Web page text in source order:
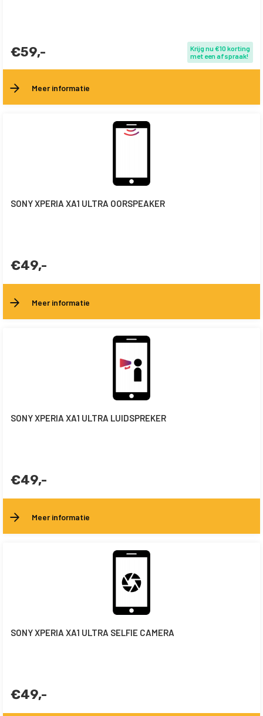
€59,-
Krijg nu €10 korting
met een afspraak!
Meer informatie
SONY XPERIA XA1 ULTRA OORSPEAKER
€49,-
Meer informatie
SONY XPERIA XA1 ULTRA LUIDSPREKER
€49,-
Meer informatie
SONY XPERIA XA1 ULTRA SELFIE CAMERA
€49,-